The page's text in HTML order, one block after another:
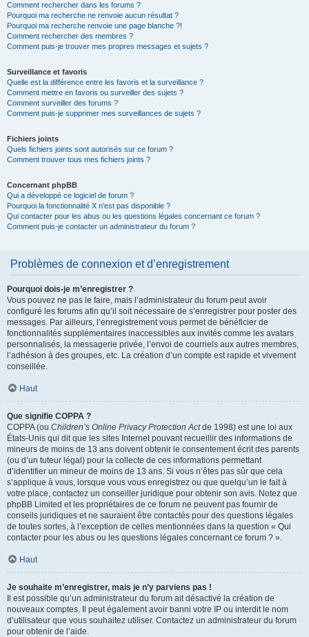
Comment rechercher dans les forums ?
Pourquoi ma recherche ne renvoie aucun résultat ?
Pourquoi ma recherche renvoie une page blanche ?!
Comment rechercher des membres ?
Comment puis-je trouver mes propres messages et sujets ?
Surveillance et favoris
Quelle est la différence entre les favoris et la surveillance ?
Comment mettre en favoris ou surveiller des sujets ?
Comment surveiller des forums ?
Comment puis-je supprimer mes surveillances de sujets ?
Fichiers joints
Quels fichiers joints sont autorisés sur ce forum ?
Comment trouver tous mes fichiers joints ?
Concernant phpBB
Qui a développé ce logiciel de forum ?
Pourquoi la fonctionnalité X n’est pas disponible ?
Qui contacter pour les abus ou les questions légales concernant ce forum ?
Comment puis-je contacter un administrateur du forum ?
Problèmes de connexion et d’enregistrement
Pourquoi dois-je m’enregistrer ?
Vous pouvez ne pas le faire, mais l’administrateur du forum peut avoir
configuré les forums afin qu’il soit nécessaire de s’enregistrer pour poster des
messages. Par ailleurs, l’enregistrement vous permet de bénéficier de
fonctionnalités supplémentaires inaccessibles aux invités comme les avatars
personnalisés, la messagerie privée, l’envoi de courriels aux autres membres,
l’adhésion à des groupes, etc. La création d’un compte est rapide et vivement
conseillée.
Haut
Que signifie COPPA ?
COPPA (ou Children’s Online Privacy Protection Actde 1998) est une loi aux
États-Unis qui dit que les sites Internet pouvant recueillir des informations de
mineurs de moins de 13 ans doivent obtenir le consentement écrit des parents
(ou d’un tuteur légal) pour la collecte de ces informations permettant
d’identifier un mineur de moins de 13 ans. Si vous n’êtes pas sûr que cela
s’applique à vous, lorsque vous vous enregistrez ou que quelqu’un le fait à
votre place, contactez un conseiller juridique pour obtenir son avis. Notez que
phpBB Limited et les propriétaires de ce forum ne peuvent pas fournir de
conseils juridiques et ne sauraient être contactés pour des questions légales
de toutes sortes, à l’exception de celles mentionnées dans la question « Qui
contacter pour les abus ou les questions légales concernant ce forum ? ».
Haut
Je souhaite m’enregistrer, mais je n’y parviens pas !
Il est possible qu’un administrateur du forum ait désactivé la création de
nouveaux comptes. Il peut également avoir banni votre IP ou interdit le nom
d’utilisateur que vous souhaitez utiliser. Contactez un administrateur du forum
pour obtenir de l’aide.